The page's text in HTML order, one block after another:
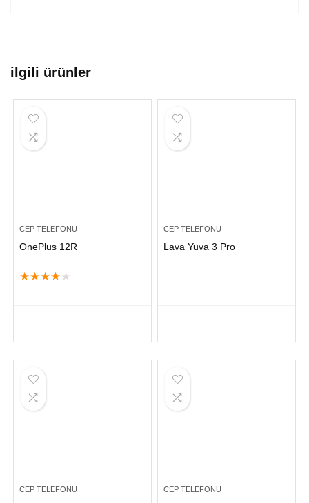
ilgili ürünler
CEP TELEFONU
OnePlus 12R
★★★★ ★
CEP TELEFONU
Lava Yuva 3 Pro
CEP TELEFONU CEP TELEFONU